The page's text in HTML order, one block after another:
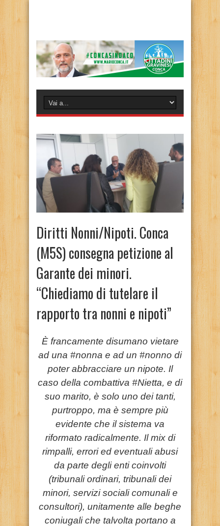
Diritti Nonni/Nipoti. Conca
(M5S) consegna petizione al
Garante dei minori.
“Chiediamo di tutelare il
rapporto tra nonni e nipoti”
È francamente disumano vietare
ad una #nonna e ad un #nonno di
poter abbracciare un nipote. Il
caso della combattiva #Nietta, e di
suo marito, è solo uno dei tanti,
purtroppo, ma è sempre più
evidente che il sistema va
riformato radicalmente. Il mix di
rimpalli, errori ed eventuali abusi
da parte degli enti coinvolti
(tribunali ordinari, tribunali dei
minori, servizi sociali comunali e
consultori), unitamente alle beghe
coniugali che talvolta portano a